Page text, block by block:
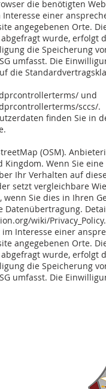
die benötigten
einer
angegebenen Orte.
wurde, erfolgt
die Speicherung
umfasst. Die
die
und
sccs/.
finden Sie in
(OSM).
Kingdom. Wenn Sie
Ihr Verhalten auf
setzt vergleichbare
Sie dies in Ihren
Datenübertragung.
wiki/Privacy_Policy.
Interesse einer
angegebenen Orte.
wurde, erfolgt
die Speicherung
umfasst. Die